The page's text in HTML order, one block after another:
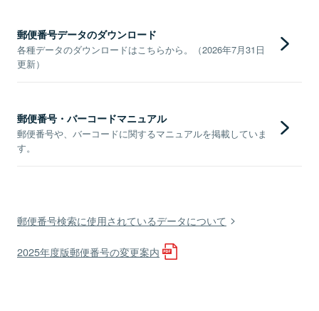
郵便番号データのダウンロード
各種データのダウンロードはこちらから。（2026年7月31日
更新）
郵便番号・バーコードマニュアル
郵便番号や、バーコードに関するマニュアルを掲載していま
す。
郵便番号検索に使用されているデータについて
2025年度版郵便番号の変更案内